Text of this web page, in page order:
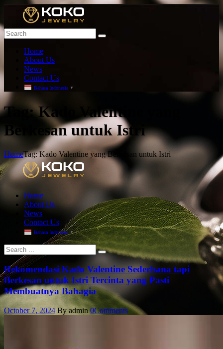
Home
About Us
News
Contact Us
Bahasa Indonesia ▼
T ag: Kado Valentine yang
Berkesan untuk Istri
HomeTag: Kado Valentine yang Berkesan untuk Istri
Home
About Us
News
Contact Us
Bahasa Indonesia ▼
Rekomendasi Kado Valentine Sederhana tapi
Berkesan untuk Istri Tercinta yang Pasti
Membuatnya Bahagia
October 7, 2024 By admin 0Comments